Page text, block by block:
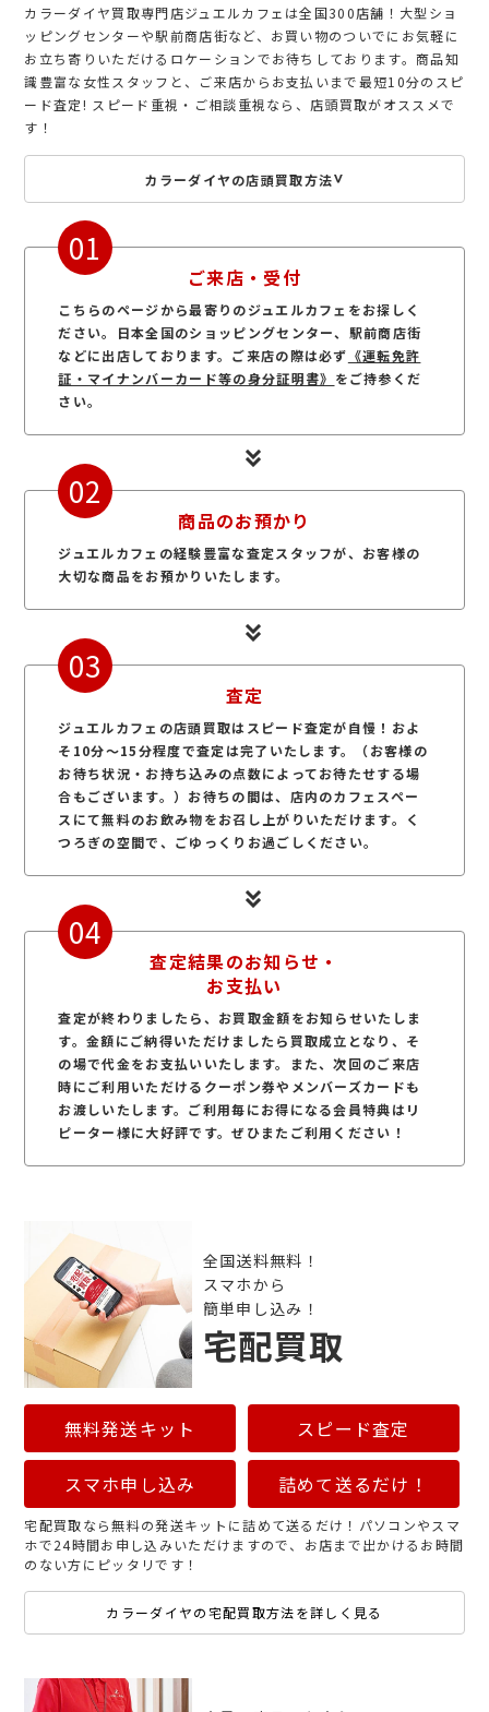
カラーダイヤ買取専門店ジュエルカフェは全国300店舗！大型ショ
ッピングセンターや駅前商店街など、お買い物のついでにお気軽に
お立ち寄りいただけるロケーションでお待ちしております。商品知
識豊富な女性スタッフと、ご来店からお支払いまで最短10分のスピ
ード査定! スピード重視・ご相談重視なら、店頭買取がオススメで
す！
カラーダイヤの店頭買取方法
ご来店・受付
こちらのページから最寄りのジュエルカフェをお探しく
ださい。日本全国のショッピングセンター、駅前商店街
などに出店しております。ご来店の際は必ず 《運転免許
証・マイナンバーカード等の身分証明書》 をご持参くだ
さい。
01
商品のお預かり
ジュエルカフェの経験豊富な査定スタッフが、お客様の
大切な商品をお預かりいたします。
02
査定
ジュエルカフェの店頭買取はスピード査定が自慢！およ
そ10分～15分程度で査定は完了いたします。（お客様の
お待ち状況・お持ち込みの点数によってお待たせする場
合もございます。）お待ちの間は、店内のカフェスペー
スにて無料のお飲み物をお召し上がりいただけます。く
つろぎの空間で、ごゆっくりお過ごしください。
03
査定結果のお知らせ・
お支払い
査定が終わりましたら、お買取金額をお知らせいたしま
す。金額にご納得いただけましたら買取成立となり、そ
の場で代金をお支払いいたします。また、次回のご来店
時にご利用いただけるクーポン券やメンバーズカードも
お渡しいたします。ご利用毎にお得になる会員特典はリ
ピーター様に大好評です。ぜひまたご利用ください！
04
全国送料無料！
スマホから
簡単申し込み！
宅配買取
無料発送キット スピード査定
スマホ申し込み 詰めて送るだけ！
宅配買取なら無料の発送キットに詰めて送るだけ！パソコンやスマ
ホで24時間お申し込みいただけますので、お店まで出かけるお時間
のない方にピッタリです！
カラーダイヤの宅配買取方法を詳しく見る